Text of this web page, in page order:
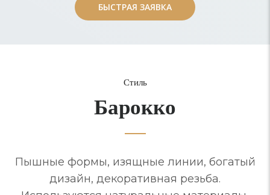
БЫСТРАЯ ЗАЯВКА
БЫСТРАЯ ЗАЯВКА
Стиль
Барокко
Пышные формы, изящные линии, богатый
дизайн, декоративная резьба.